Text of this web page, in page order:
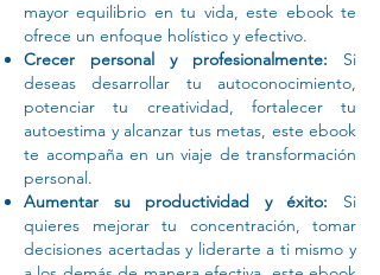
mayor equilibrio en tu vida, este ebook te
ofrece un enfoque holístico y efectivo.
Crecer personal y profesionalmente: Si
deseas desarrollar tu autoconocimiento,
potenciar tu creatividad, fortalecer tu
autoestima y alcanzar tus metas, este ebook
te acompaña en un viaje de transformación
personal.
Aumentar su productividad y éxito: Si
quieres mejorar tu concentración, tomar
decisiones acertadas y liderarte a ti mismo y